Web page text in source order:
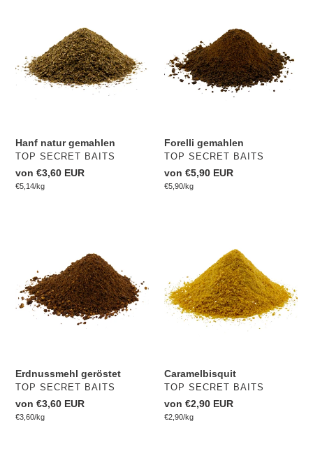
Hanf natur gemahlen
VERKÄUFER
TOP SECRET BAITS
Normaler
Preis
von €3,60 EUR
Einzelpreis
€5,14/pro
kg
Forelli gemahlen
VERKÄUFER
TOP SECRET BAITS
Normaler
Preis
von €5,90 EUR
Einzelpreis
€5,90/pro
kg
Erdnussmehl geröstet
VERKÄUFER
TOP SECRET BAITS
Normaler
Preis
von €3,60 EUR
Einzelpreis
€3,60/pro
kg
Caramelbisquit
VERKÄUFER
TOP SECRET BAITS
Normaler
Preis
von €2,90 EUR
Einzelpreis
€2,90/pro
kg